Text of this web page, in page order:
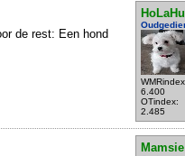
HoLaHu
6.400
OTindex:
2.485
de rest: Een hond
Mamsie